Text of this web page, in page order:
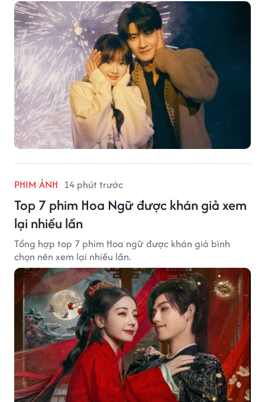
PHIM ẢNH 14 phút trước
Top 7 phim Hoa Ngữ được khán giả xem
lại nhiều lần
Tổng hợp top 7 phim Hoa ngữ được khán giả bình
chọn nên xem lại nhiều lần.